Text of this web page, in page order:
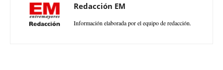
Redacción EM
Información elaborada por el equipo de redacción.